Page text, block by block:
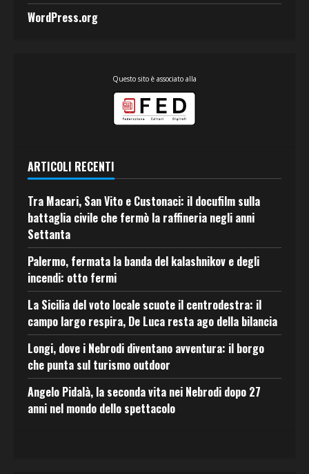
WordPress.org
Questo sito è associato alla
ARTICOLI RECENTI
Tra Macari, San Vito e Custonaci: il docufilm sulla
battaglia civile che fermò la raffineria negli anni
Settanta
Palermo, fermata la banda del kalashnikov e degli
incendi: otto fermi
La Sicilia del voto locale scuote il centrodestra: il
campo largo respira, De Luca resta ago della bilancia
Longi, dove i Nebrodi diventano avventura: il borgo
che punta sul turismo outdoor
Angelo Pidalà, la seconda vita nei Nebrodi dopo 27
anni nel mondo dello spettacolo